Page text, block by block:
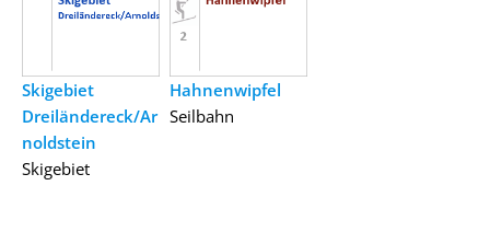
Skigebiet
Dreiländereck/Ar
noldstein
Skigebiet
Hahnenwipfel
Seilbahn